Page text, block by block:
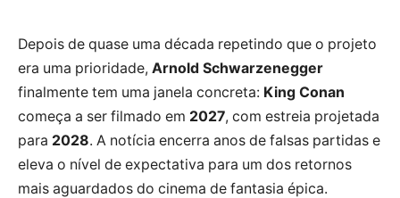
Depois de quase uma década repetindo que o projeto
era uma prioridade, Arnold Schwarzenegger
finalmente tem uma janela concreta: King Conan
começa a ser filmado em 2027, com estreia projetada
para 2028. A notícia encerra anos de falsas partidas e
eleva o nível de expectativa para um dos retornos
mais aguardados do cinema de fantasia épica.